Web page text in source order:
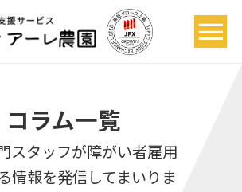
コラム一覧
スタッフが障がい者雇用
情報を発信してまいりま